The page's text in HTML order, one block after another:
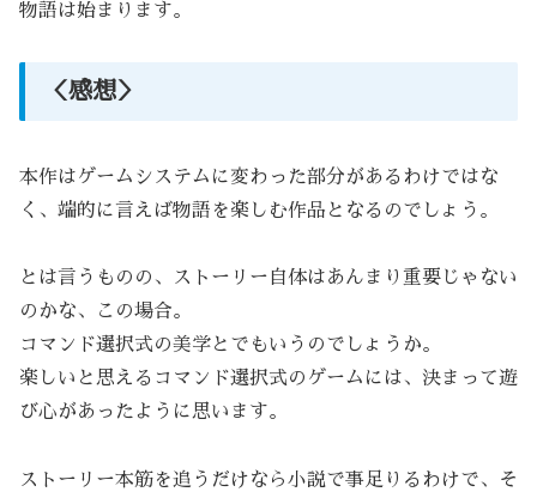
物語は始まります。
＜感想＞
本作はゲームシステムに変わった部分があるわけではな
く、端的に言えば物語を楽しむ作品となるのでしょう。
とは言うものの、ストーリー自体はあんまり重要じゃない
のかな、この場合。
コマンド選択式の美学とでもいうのでしょうか。
楽しいと思えるコマンド選択式のゲームには、決まって遊
び心があったように思います。
ストーリー本筋を追うだけなら小説で事足りるわけで、そ